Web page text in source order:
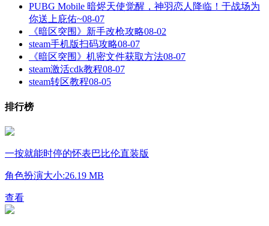
PUBG Mobile 暗烬天使觉醒，神羽恋人降临！于战场为
你送上庇佑~08-07
《暗区突围》新手改枪攻略08-02
steam手机版扫码攻略08-07
《暗区突围》机密文件获取方法08-07
steam激活cdk教程08-07
steam转区教程08-05
排行榜
一按就能时停的怀表巴比伦直装版
角色扮演大小:26.19 MB
查看